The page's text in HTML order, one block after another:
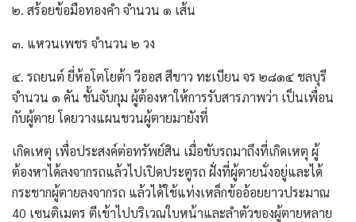
๒. สร้อยข้อมือทองคำ จำนวน ๑ เส้น
๓. แหวนเพชร จํานวน ๒ วง
๔. รถยนต์ ยี่ห้อโตโยต้า วีออส สีขาว ทะเบียน จร ๒๘๑๔ ชลบุรี
จำนวน ๑ คัน ชั้นจับกุม ผู้ต้องหาให้การรับสารภาพว่า เป็นเพื่อน
กับผู้ตาย โดยวางแผนชวนผู้ตายมายังที่
เกิดเหตุ เพื่อประสงค์ต่อทรัพย์สิน เมื่อขับรถมาถึงที่เกิดเหตุ ผู้
ต้องหาได้ลงจากรถแล้วไปเปิดประตูรถ ฝั่งที่ผู้ตายนั่งอยู่และได้
กระชากผู้ตายลงจากรถ แล้วได้ใช้แท่งเหล็กข้ออ้อยยาวประมาณ
40 เซนติเมตร ตีเข้าไปบริเวณใบหน้าและลำตัวของผู้ตายหลาย